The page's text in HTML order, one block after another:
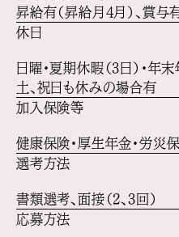
昇給有（昇給月4月）、賞与
休日
日曜・夏期休暇（3日）・年
土、祝日も休みの場合有
加入保険等
健康保険・厚生年金・労災
選考方法
書類選考、面接（2、3回）
応募方法